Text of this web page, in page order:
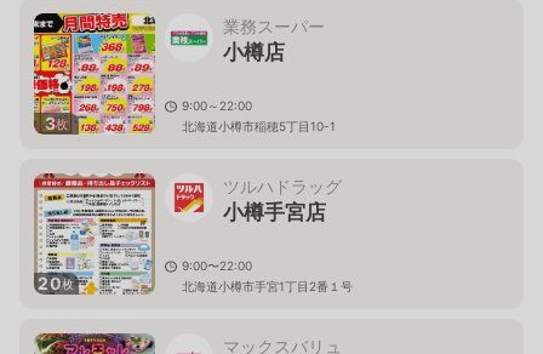
3枚
業務スーパー
小樽店
9:00～22:00
北海道小樽市稲穂5丁目10-1
20枚
ツルハドラッグ
小樽手宮店
9:00〜22:00
北海道小樽市手宮1丁目2番１号
マックスバリュ